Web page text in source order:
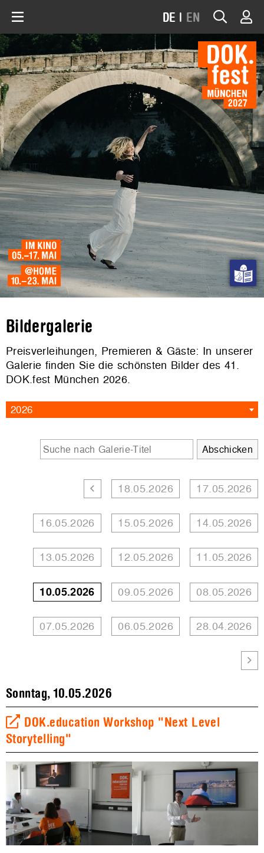
DE | EN
Bildergalerie
Preisverleihungen, Premieren & Gäste: In unserer
Galerie finden Sie die schönsten Bilder des 41.
DOK.fest München 2026.
2026
18.05.2026 17.05.2026
16.05.2026 15.05.2026 14.05.2026
13.05.2026 12.05.2026 11.05.2026
10.05.2026 09.05.2026 08.05.2026
07.05.2026 06.05.2026 28.04.2026
Sonntag, 10.05.2026
DOK.education Workshop "Next Level
Storytelling"